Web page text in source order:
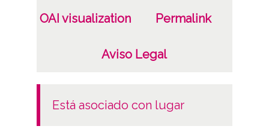
OAI visualization Permalink
Aviso Legal
está asociado con lugar